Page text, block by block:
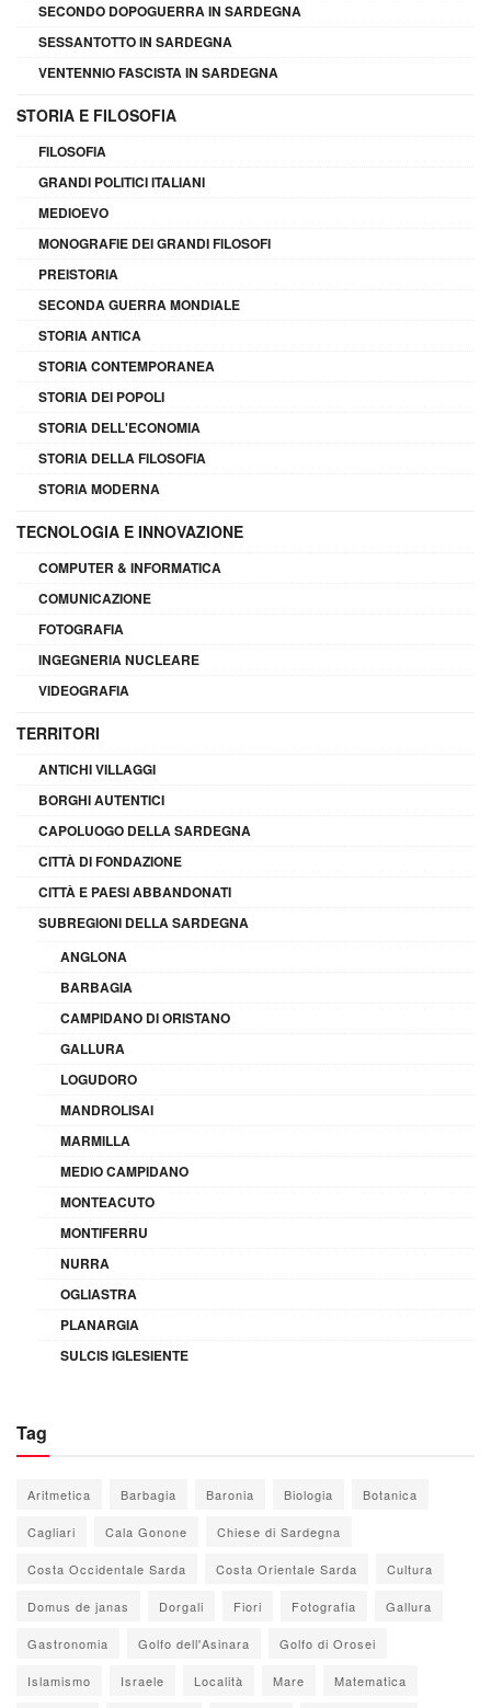
SECONDO DOPOGUERRA IN SARDEGNA
SESSANTOTTO IN SARDEGNA
VENTENNIO FASCISTA IN SARDEGNA
STORIA E FILOSOFIA
FILOSOFIA
GRANDI POLITICI ITALIANI
MEDIOEVO
MONOGRAFIE DEI GRANDI FILOSOFI
PREISTORIA
SECONDA GUERRA MONDIALE
STORIA ANTICA
STORIA CONTEMPORANEA
STORIA DEI POPOLI
STORIA DELL'ECONOMIA
STORIA DELLA FILOSOFIA
STORIA MODERNA
TECNOLOGIA E INNOVAZIONE
COMPUTER & INFORMATICA
COMUNICAZIONE
FOTOGRAFIA
INGEGNERIA NUCLEARE
VIDEOGRAFIA
TERRITORI
ANTICHI VILLAGGI
BORGHI AUTENTICI
CAPOLUOGO DELLA SARDEGNA
CITTÀ DI FONDAZIONE
CITTÀ E PAESI ABBANDONATI
SUBREGIONI DELLA SARDEGNA
ANGLONA
BARBAGIA
CAMPIDANO DI ORISTANO
GALLURA
LOGUDORO
MANDROLISAI
MARMILLA
MEDIO CAMPIDANO
MONTEACUTO
MONTIFERRU
NURRA
OGLIASTRA
PLANARGIA
SULCIS IGLESIENTE
Tag
Aritmetica Barbagia Baronia Biologia Botanica
Cagliari Cala Gonone Chiese di Sardegna
Costa Occidentale Sarda Costa Orientale Sarda Cultura
Domus de janas Dorgali Fiori Fotografia Gallura
Gastronomia Golfo dell'Asinara Golfo di Orosei
Islamismo Israele Località Mare Matematica